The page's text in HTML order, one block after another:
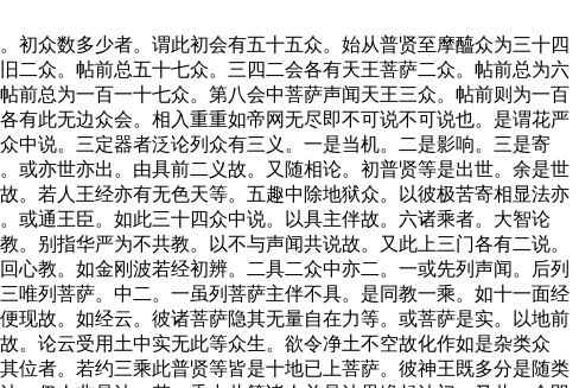
众数多少者。谓此初会有五十五众。始从普贤至摩醯众为三十四
二众。帖前总五十七众。三四二会各有天王菩萨二众。帖前总为六
前总为一百一十七众。第八会中菩萨声闻天王三众。帖前则为一百
有此无边众会。相入重重如帝网无尽即不可说不可说也。是谓花严
中说。三定器者泛论列众有三义。一是当机。二是影响。三是寄
或亦世亦出。由具前二义故。又随相论。初普贤等是出世。余是世
。若人王经亦有无色天等。五趣中除地狱众。以彼极苦寄相显法亦
或通王臣。如此三十四众中说。以具主伴故。六诸乘者。大智论
别指华严为不共教。以不与声闻共说故。又此上三门各有二说。
教。如金刚波若经初辨。二具二众中亦二。一或先列声闻。后列
唯列菩萨。中二。一虽列菩萨主伴不具。是同教一乘。如十一面经
现故。如经云。彼诸菩萨隐其无量自在力等。或菩萨是实。以地前
。论云受用土中实无此等众生。欲令净土不空故化作如是杂类众
位者。若约三乘此普贤等皆是十地已上菩萨。彼神王既多分是随类